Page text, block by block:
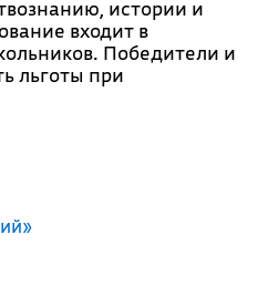
истории и
входит в
Победители и
льготы при